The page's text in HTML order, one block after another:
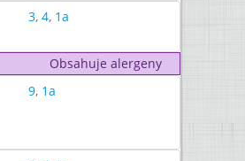
3, 4, 1a
Obsahuje alergeny
9, 1a